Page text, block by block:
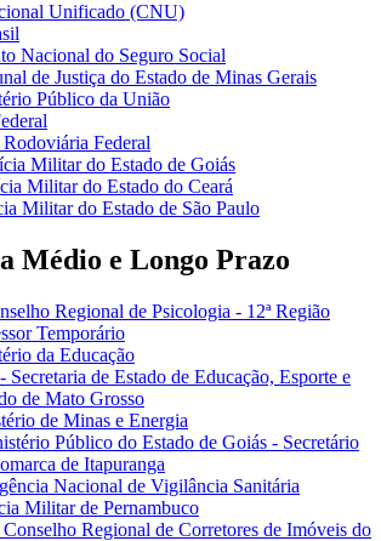
Unificado (CNU)
Nacional do Seguro Social
de Justiça do Estado de Minas Gerais
Público da União
Federal
Militar do Estado de Goiás
Militar do Estado do Ceará
Militar do Estado de São Paulo
Médio e Longo Prazo
Regional de Psicologia - 12ª Região
Temporário
da Educação
de Estado de Educação, Esporte e
de Mato Grosso
de Minas e Energia
Público do Estado de Goiás - Secretário
de Itapuranga
Nacional de Vigilância Sanitária
Militar de Pernambuco
Regional de Corretores de Imóveis do